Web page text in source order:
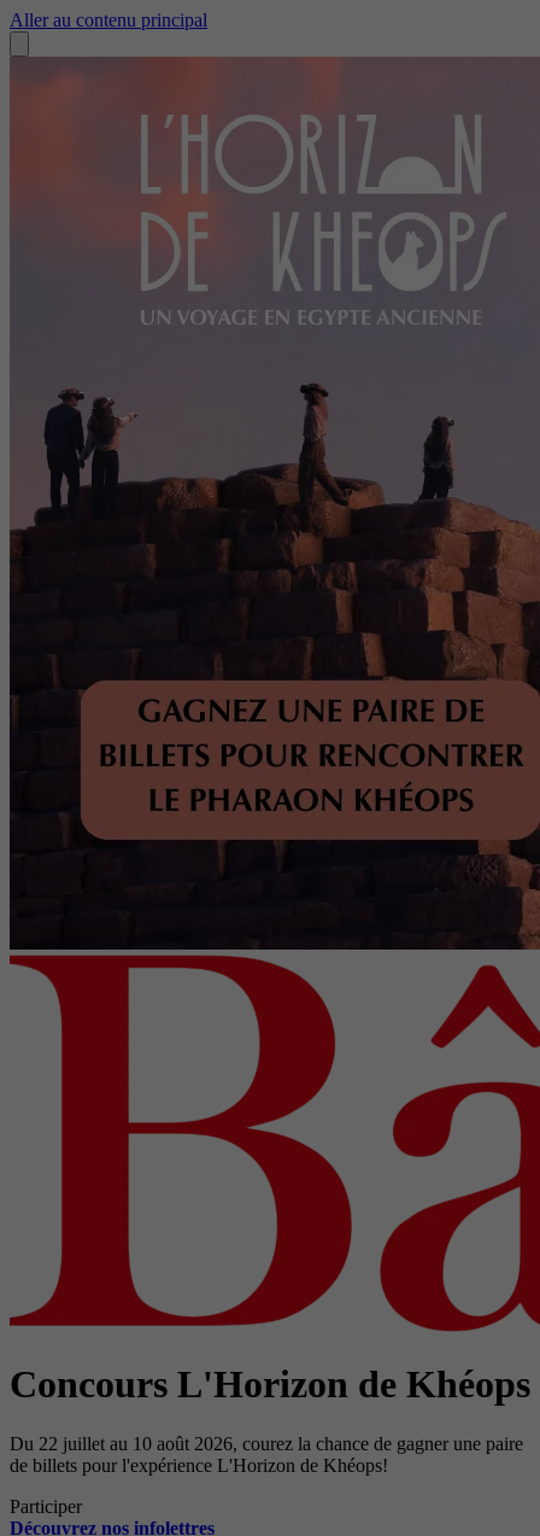
Aller au contenu principal
Concours L'Horizon de Khéops
Du 22 juillet au 10 août 2026, courez la chance de gagner une paire
de billets pour l'expérience L'Horizon de Khéops!
Participer
Découvrez nos infolettres